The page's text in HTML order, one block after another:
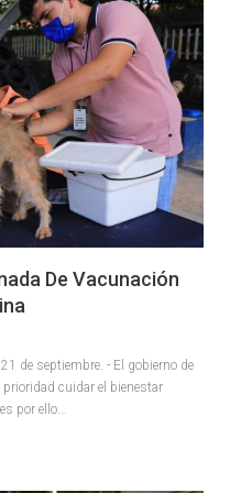
De Vacunación
de septiembre. - El gobierno de
cuidar el bienestar
por ello…